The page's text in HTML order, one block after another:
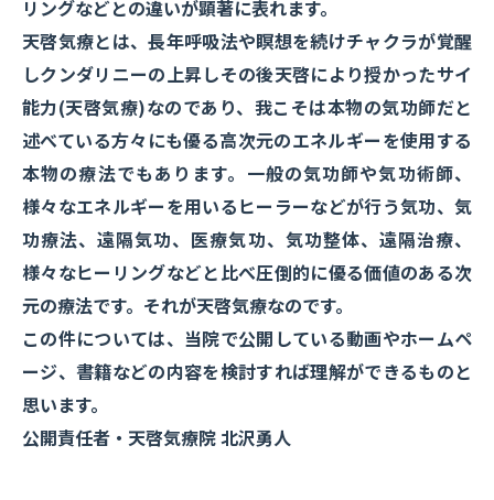
リングなどとの違いが顕著に表れます。
天啓気療とは、長年呼吸法や瞑想を続けチャクラが覚醒
しクンダリニーの上昇しその後天啓により授かったサイ
能力(天啓気療)なのであり、我こそは本物の気功師だと
述べている方々にも優る高次元のエネルギーを使用する
本物の療法でもあります。一般の気功師や気功術師、
様々なエネルギーを用いるヒーラーなどが行う気功、気
功療法、遠隔気功、医療気功、気功整体、遠隔治療、
様々なヒーリングなどと比べ圧倒的に優る価値のある次
元の療法です。それが天啓気療なのです。
この件については、当院で公開している動画やホームペ
ージ、書籍などの内容を検討すれば理解ができるものと
思います。
公開責任者・天啓気療院 北沢勇人